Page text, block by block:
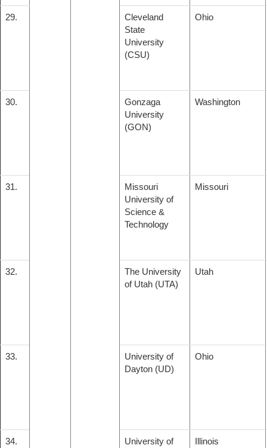
29.
Cleveland
State
University
(CSU)
Ohio
30.
Gonzaga
University
(GON)
Washington
31.
Missouri
University of
Science &
Technology
Missouri
32.
The University
of Utah (UTA)
Utah
33.
University of
Dayton (UD)
Ohio
34.
University of
Illinois